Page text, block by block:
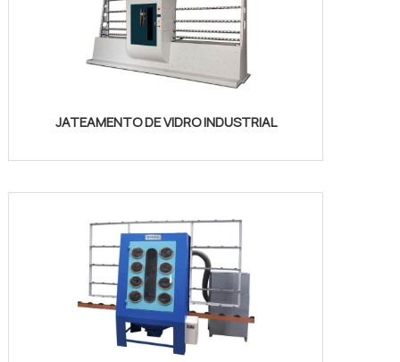
JATEAMENTO DE VIDRO INDUSTRIAL